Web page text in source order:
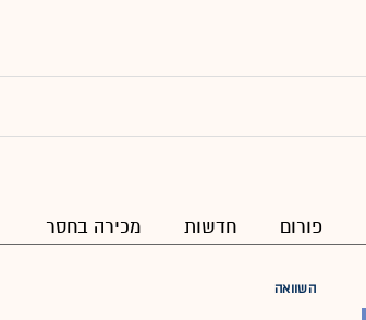
פורום חדשות מכירה בחסר
השוואה